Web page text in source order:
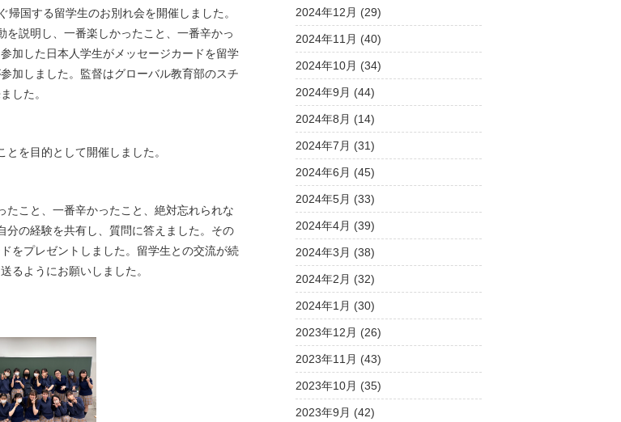
国する留学生のお別れ会を開催しました。
説明し、一番楽しかったこと、一番辛かっ
加した日本人学生がメッセージカードを留学
加しました。監督はグローバル教育部のスチ
した。
を目的として開催しました。
こと、一番辛かったこと、絶対忘れられな
分の経験を共有し、質問に答えました。その
をプレゼントしました。留学生との交流が続
るようにお願いしました。
2024年12月 (29)
2024年11月 (40)
2024年10月 (34)
2024年9月 (44)
2024年8月 (14)
2024年7月 (31)
2024年6月 (45)
2024年5月 (33)
2024年4月 (39)
2024年3月 (38)
2024年2月 (32)
2024年1月 (30)
2023年12月 (26)
2023年11月 (43)
2023年10月 (35)
2023年9月 (42)